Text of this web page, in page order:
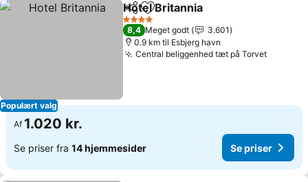
Populært valg
Del Føj til favoritter
Hotel Britannia
4 Stjerner
8,4 Meget godt
3.601
0.9 km til Esbjerg havn
Central beliggenhed tæt på Torvet
Af 1.020 kr.
Se priser fra 14 hjemmesider Se priser